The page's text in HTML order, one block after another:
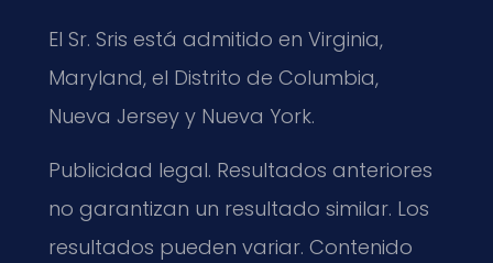
El Sr. Sris está admitido en Virginia,
Maryland, el Distrito de Columbia,
Nueva Jersey y Nueva York.
Publicidad legal. Resultados anteriores
no garantizan un resultado similar. Los
resultados pueden variar. Contenido